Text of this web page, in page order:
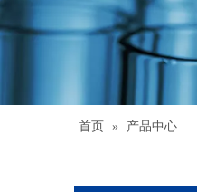
首页 » 产品中心